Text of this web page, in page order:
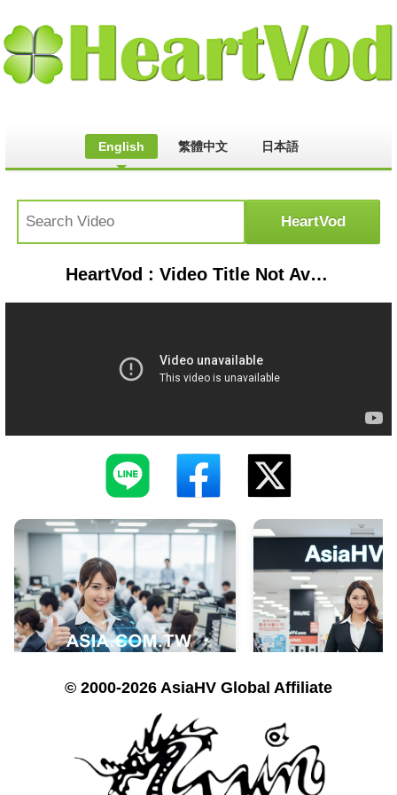
English 繁體中文 日本語
HeartVod : Video Title Not Available
© 2000-2026 AsiaHV Global Affiliate